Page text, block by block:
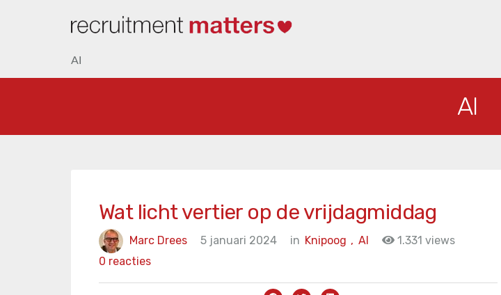
AI
AI
Wat licht vertier op de vrijdagmiddag
Marc Drees 5 januari 2024 in AI
Knipoog ,
1.331 views
0 reacties